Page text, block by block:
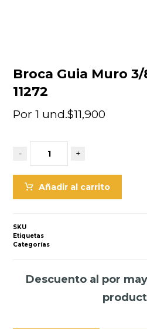
Broca Guia Muro
11272
$11,900
Por 1 und.
- +
Añadir al carrito
SKU
Etiquetas
Categorías
Descuento al por